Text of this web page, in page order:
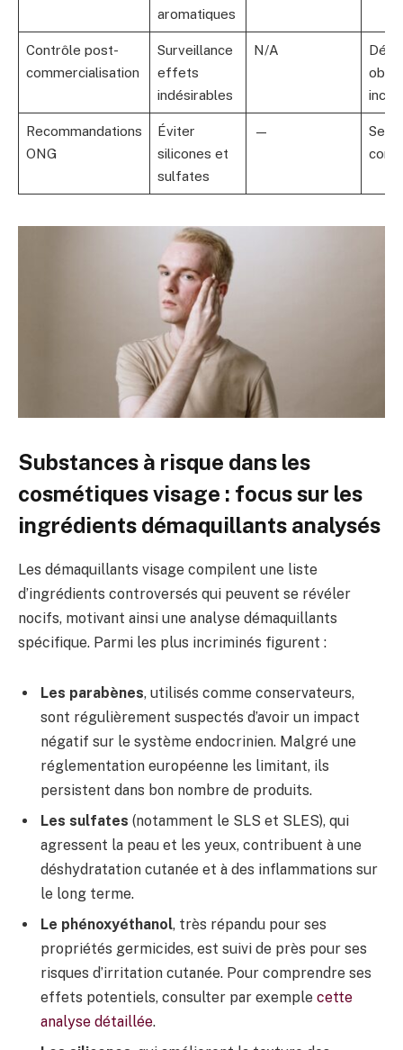
aromatiques
Contrôle post-
commercialisation
Surveillance
effets
indésirables
N/A
Recommandations
ONG
Éviter
silicones et
sulfates
—
Substances à risque dans les
cosmétiques visage : focus sur les
ingrédients démaquillants analysés
Les démaquillants visage compilent une liste
d’ingrédients controversés qui peuvent se révéler
nocifs, motivant ainsi une analyse démaquillants
spécifique. Parmi les plus incriminés figurent :
Les parabènes, utilisés comme conservateurs,
sont régulièrement suspectés d’avoir un impact
négatif sur le système endocrinien. Malgré une
réglementation européenne les limitant, ils
persistent dans bon nombre de produits.
Les sulfates (notamment le SLS et SLES), qui
agressent la peau et les yeux, contribuent à une
déshydratation cutanée et à des inflammations sur
le long terme.
Le phénoxyéthanol, très répandu pour ses
propriétés germicides, est suivi de près pour ses
risques d’irritation cutanée. Pour comprendre ses
effets potentiels, consulter par exemple cette
analyse détaillée.